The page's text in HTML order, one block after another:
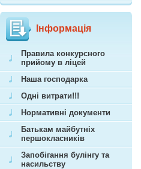
Інформація
Правила конкурсного
прийому в ліцей
Наша господарка
Одні витрати!!!
Нормативні документи
Батькам майбутніх
першокласників
Запобігання булінгу та
насильству